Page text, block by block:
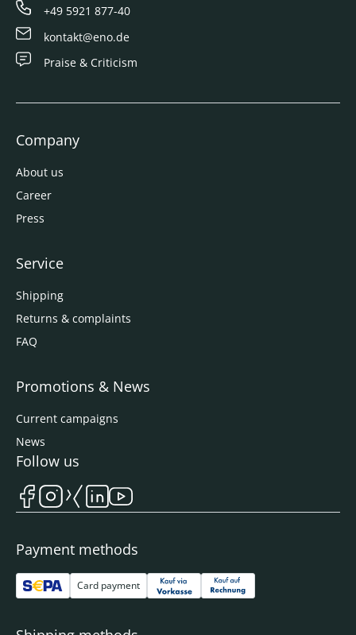
+49 5921 877-40
kontakt@eno.de
Praise & Criticism
Company
About us
Career
Press
Service
Shipping
Returns & complaints
FAQ
Promotions & News
Current campaigns
News
Payment methods
Card payment
Follow us